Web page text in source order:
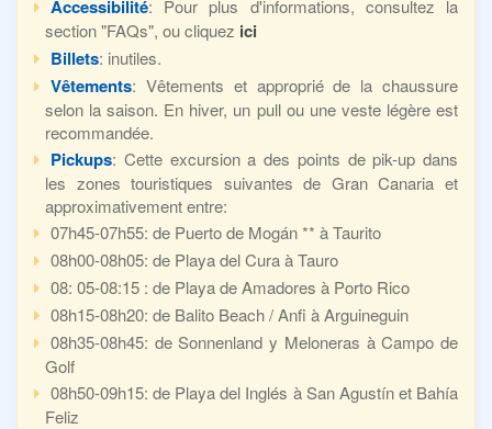
Accessibilité: Pour plus d'informations, consultez la
section "FAQs", ou cliquez ici
Billets: inutiles.
Vêtements: Vêtements et approprié de la chaussure
selon la saison. En hiver, un pull ou une veste légère est
recommandée.
Pickups: Cette excursion a des points de pik-up dans
les zones touristiques suivantes de Gran Canaria et
approximativement entre:
07h45-07h55: de Puerto de Mogán ** à Taurito
08h00-08h05: de Playa del Cura à Tauro
08: 05-08:15 : de Playa de Amadores à Porto Rico
08h15-08h20: de Balito Beach / Anfi à Arguineguin
08h35-08h45: de Sonnenland y Meloneras à Campo de
Golf
08h50-09h15: de Playa del Inglés à San Agustín et Bahía
Feliz